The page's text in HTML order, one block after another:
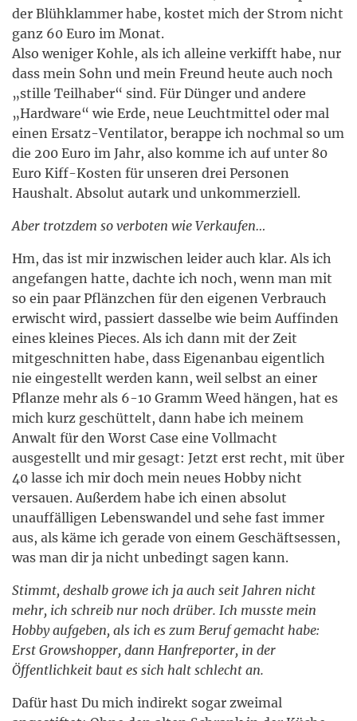
der Blühklammer habe, kostet mich der Strom nicht
ganz 60 Euro im Monat.
Also weniger Kohle, als ich alleine verkifft habe, nur
dass mein Sohn und mein Freund heute auch noch
„stille Teilhaber“ sind. Für Dünger und andere
„Hardware“ wie Erde, neue Leuchtmittel oder mal
einen Ersatz-Ventilator, berappe ich nochmal so um
die 200 Euro im Jahr, also komme ich auf unter 80
Euro Kiff-Kosten für unseren drei Personen
Haushalt. Absolut autark und unkommerziell.
Aber trotzdem so verboten wie Verkaufen…
Hm, das ist mir inzwischen leider auch klar. Als ich
angefangen hatte, dachte ich noch, wenn man mit
so ein paar Pflänzchen für den eigenen Verbrauch
erwischt wird, passiert dasselbe wie beim Auffinden
eines kleines Pieces. Als ich dann mit der Zeit
mitgeschnitten habe, dass Eigenanbau eigentlich
nie eingestellt werden kann, weil selbst an einer
Pflanze mehr als 6-10 Gramm Weed hängen, hat es
mich kurz geschüttelt, dann habe ich meinem
Anwalt für den Worst Case eine Vollmacht
ausgestellt und mir gesagt: Jetzt erst recht, mit über
40 lasse ich mir doch mein neues Hobby nicht
versauen. Außerdem habe ich einen absolut
unauffälligen Lebenswandel und sehe fast immer
aus, als käme ich gerade von einem Geschäftsessen,
was man dir ja nicht unbedingt sagen kann.
Stimmt, deshalb growe ich ja auch seit Jahren nicht
mehr, ich schreib nur noch drüber. Ich musste mein
Hobby aufgeben, als ich es zum Beruf gemacht habe:
Erst Growshopper, dann Hanfreporter, in der
Öffentlichkeit baut es sich halt schlecht an.
Dafür hast Du mich indirekt sogar zweimal